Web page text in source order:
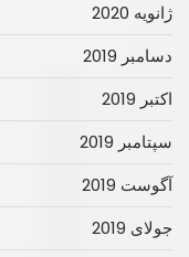
ژانویه 2020
دسامبر 2019
اکتبر 2019
سپتامبر 2019
آگوست 2019
جولای 2019